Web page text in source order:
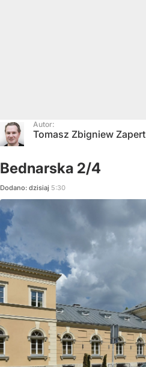
Autor:
Tomasz Zbigniew Zapert
Bednarska 2/4
Dodano: dzisiaj 5:30